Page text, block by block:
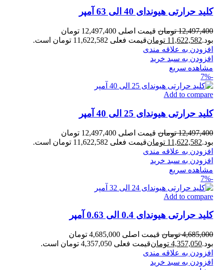
کلید حرارتی هیوندای 40 الی 63 آمپر
12,497,400 تومان
قیمت اصلی 12,497,400 تومان
بود.11,622,582 تومانقیمت فعلی 11,622,582 تومان است.
افزودن به علاقه مندی
افزودن به سبد خرید
مشاهده سریع
-7%
Add to compare
کلید حرارتی هیوندای 25 الی 40 آمپر
12,497,400 تومان
قیمت اصلی 12,497,400 تومان
بود.11,622,582 تومانقیمت فعلی 11,622,582 تومان است.
افزودن به علاقه مندی
افزودن به سبد خرید
مشاهده سریع
-7%
Add to compare
کلید حرارتی هیوندای 0.4 الی 0.63 آمپر
4,685,000 تومان
قیمت اصلی 4,685,000 تومان
بود.4,357,050 تومانقیمت فعلی 4,357,050 تومان است.
افزودن به علاقه مندی
افزودن به سبد خرید